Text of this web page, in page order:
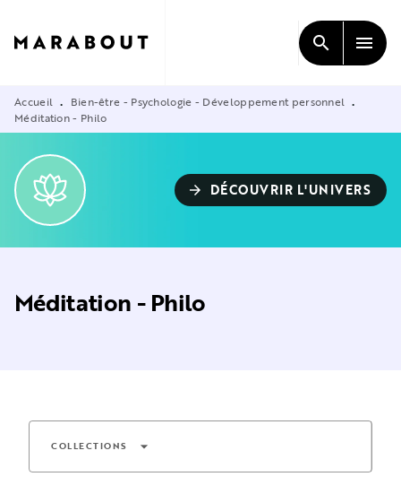
CONTENU
search menu
Accueil • Bien-être - Psychologie - Développement personnel •
Méditation - Philo
arrow_forward DÉCOUVRIR L'UNIVERS
Méditation - Philo
COLLECTIONS arrow_drop_down